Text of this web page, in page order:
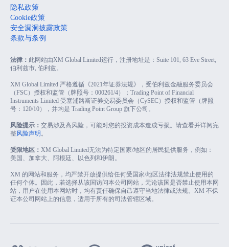
隐私政策
Cookie政策
安全漏洞披露政策
条款与条例
法律： 此网站由XM Global Limited运行，注册地址是：Suite 101, 63 Eve Street,
伯利兹市, 伯利兹。
XM Global Limited 严格遵循《2021年证券法规》，受伯利兹金融服务委员会
（FSC）授权和监管（牌照号：000261/4）；Trading Point of Financial
Instruments Limited 受塞浦路斯证券交易委员会（CySEC）授权和监管（牌照
号：120/10），并均是 Trading Point Group 旗下公司。
风险提示： 交易涉及高风险，可能对您的投资成本造成亏损。请查看并详阅完
整风险声明 。
受限地区： XM Global Limited无法为特定国家/地区的居民提供服务，例如：
美国、加拿大、阿根廷、以色列和伊朗。
XM 的网站和服务，均严禁开放提供给任何受国家/地区法律法规禁止使用的
任何个体。因此，若选择从该国访问本公司网站，无论该国是否禁止使用本网
站，用户在使用本网站时，均有责任确保自己遵守当地法律或法规。XM 不保
证本公司网站上的信息，适用于所有的司法管辖区域。